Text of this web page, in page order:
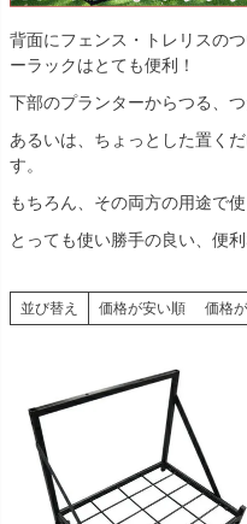
背面にフェンス・トレリスの
ーラックはとても便利！
下部のプランターからつる、
あるいは、ちょっとした置く
す。
もちろん、その両方の用途で使
とっても使い勝手の良い、便
並び替え 価格が安い順 価格